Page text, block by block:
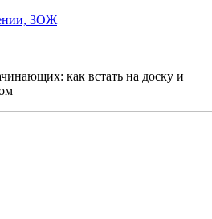
ЗОЖ
как встать на доску и